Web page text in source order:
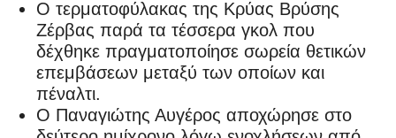
Ο τερματοφύλακας της Κρύας Βρύσης
Ζέρβας παρά τα τέσσερα γκολ που
δέχθηκε πραγματοποίησε σωρεία θετικών
επεμβάσεων μεταξύ των οποίων και
πέναλτι.
Ο Παναγιώτης Αυγέρος αποχώρησε στο